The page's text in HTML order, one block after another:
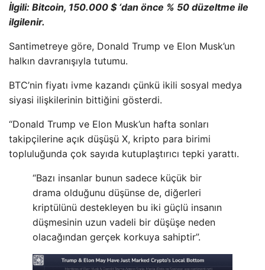
İlgili: Bitcoin, 150.000 $ ‘dan önce % 50 düzeltme ile
ilgilenir.
Santimetreye göre, Donald Trump ve Elon Musk’un
halkın davranışıyla tutumu.
BTC’nin fiyatı ivme kazandı çünkü ikili sosyal medya
siyasi ilişkilerinin bittiğini gösterdi.
“Donald Trump ve Elon Musk’un hafta sonları
takipçilerine açık düşüşü X, kripto para birimi
topluluğunda çok sayıda kutuplaştırıcı tepki yarattı.
“Bazı insanlar bunun sadece küçük bir
drama olduğunu düşünse de, diğerleri
kriptülünü destekleyen bu iki güçlü insanın
düşmesinin uzun vadeli bir düşüşe neden
olacağından gerçek korkuya sahiptir”.